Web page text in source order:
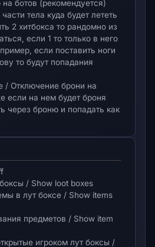
ботов (рекомендуется)
тела куда будет лететь
2 хитбокса то рандомно из
если 1 то только в него
если поставить ноги
то будут попадания
/ Отключение брони на
если на нем будет броня
через броню и попадать как
/ Show loot boxes
в лут боксе / Show items
предметов / Show item
игроком лут боксы /